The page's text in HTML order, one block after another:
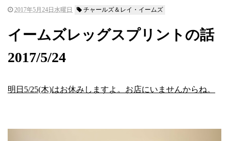
2017年5月24日水曜日 チャールズ＆レイ・イームズ
イームズレッグスプリントの話
2017/5/24
明日5/25(木)はお休みしますよ。お店にいませんからね。